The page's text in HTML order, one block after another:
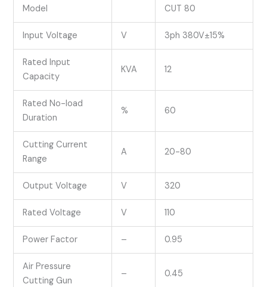
Model CUT 80
Input Voltage V 3ph 380V±15%
Rated Input
Capacity
KVA 12
Rated No-load
Duration
% 60
Cutting Current
Range
A 20-80
Output Voltage V 320
Rated Voltage V 110
Power Factor – 0.95
Air Pressure
Cutting Gun
– 0.45